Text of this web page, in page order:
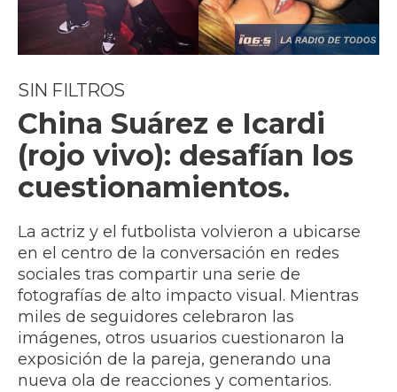
SIN FILTROS
China Suárez e Icardi
(rojo vivo): desafían los
cuestionamientos.
La actriz y el futbolista volvieron a ubicarse
en el centro de la conversación en redes
sociales tras compartir una serie de
fotografías de alto impacto visual. Mientras
miles de seguidores celebraron las
imágenes, otros usuarios cuestionaron la
exposición de la pareja, generando una
nueva ola de reacciones y comentarios.